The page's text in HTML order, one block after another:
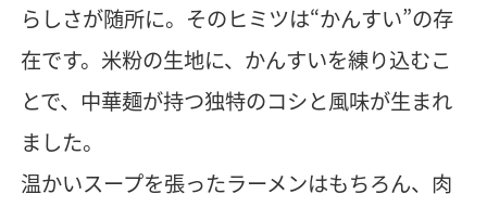
らしさが随所に。そのヒミツは“かんすい”の存
在です。米粉の生地に、かんすいを練り込むこ
とで、中華麺が持つ独特のコシと風味が生まれ
ました。
温かいスープを張ったラーメンはもちろん、肉